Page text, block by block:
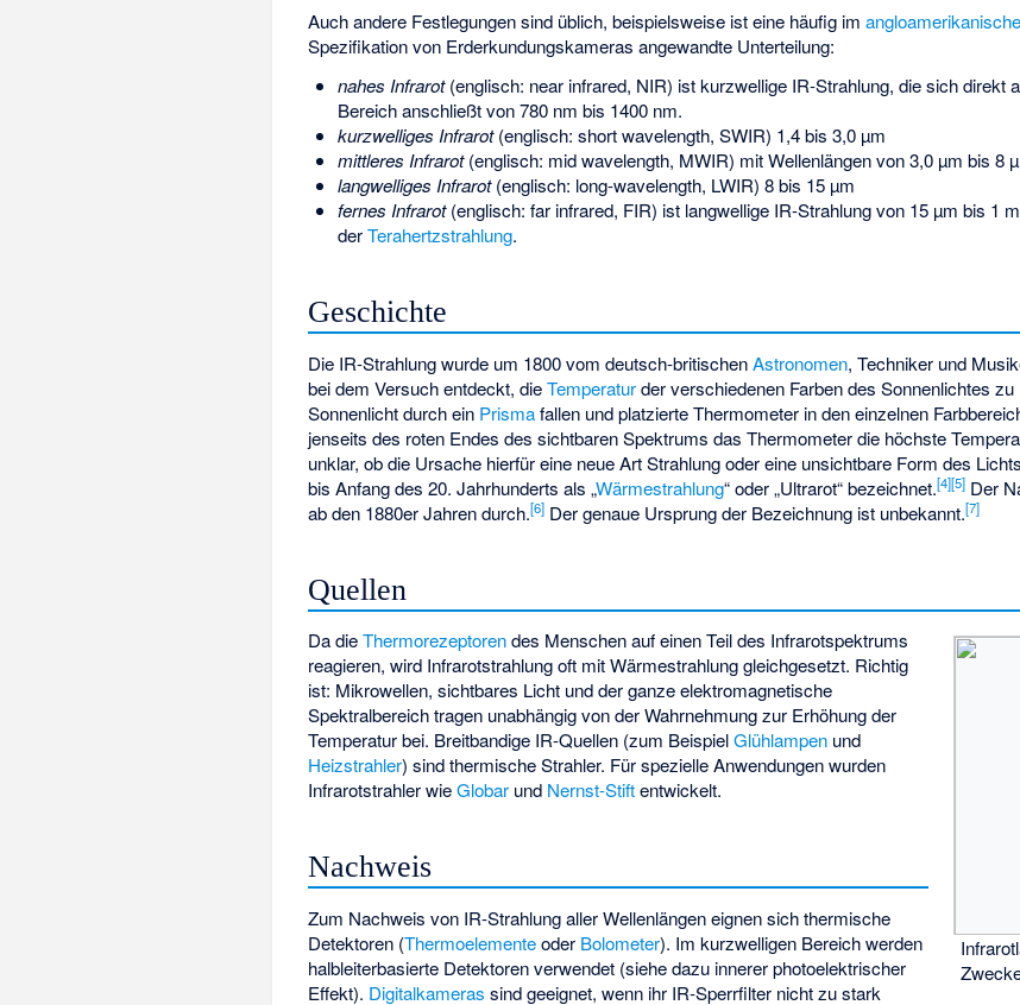
Auch andere Festlegungen sind üblich, beispielsweise ist eine häufig im
Spezifikation von Erderkundungskameras angewandte Unterteilung:
nahes Infrarot(englisch: near infrared, NIR) ist kurzwellige IR-Strahlung, die sich direkt
Bereich anschließt von 780 nm bis 1400 nm.
kurzwelliges Infrarot(englisch: short wavelength, SWIR) 1,4 bis 3,0 µm
mittleres Infrarot(englisch: mid wavelength, MWIR) mit Wellenlängen von 3,0 µm bis 8
langwelliges Infrarot(englisch: long-wavelength, LWIR) 8 bis 15 µm
fernes Infrarot(englisch: far infrared, FIR) ist langwellige IR-Strahlung von 15 µm bis 1
derTerahertzstrahlung.
Geschichte
Die IR-Strahlung wurde um 1800 vom deutsch-britischenAstronomen, Techniker und
bei dem Versuch entdeckt, dieTemperaturder verschiedenen Farben des Sonnenlichtes
Sonnenlicht durch ein Prismafallen und platzierte Thermometer in den einzelnen
jenseits des roten Endes des sichtbaren Spektrums das Thermometer die höchste
unklar, ob die Ursache hierfür eine neue Art Strahlung oder eine unsichtbare Form des
bis Anfang des 20. Jahrhunderts als „Wärmestrahlung“ oder „Ultrarot“ bezeichnet.[4][5] Der
ab den 1880er Jahren durch.[6] Der genaue Ursprung der Bezeichnung ist unbekannt.[7]
Quellen
Da dieThermorezeptorendes Menschen auf einen Teil des Infrarotspektrums
reagieren, wird Infrarotstrahlung oft mit Wärmestrahlung gleichgesetzt. Richtig
ist: Mikrowellen, sichtbares Licht und der ganze elektromagnetische
Spektralbereich tragen unabhängig von der Wahrnehmung zur Erhöhung der
Temperatur bei. Breitbandige IR-Quellen (zum BeispielGlühlampen und
Heizstrahler) sind thermische Strahler. Für spezielle Anwendungen wurden
Infrarotstrahler wieGlobar und Nernst-Stiftentwickelt.
Nachweis
Zum Nachweis von IR-Strahlung aller Wellenlängen eignen sich thermische
Detektoren (Thermoelementeoder Bolometer). Im kurzwelligen Bereich werden
halbleiterbasierte Detektoren verwendet (siehe dazu innerer photoelektrischer
Effekt). Digitalkameras sind geeignet, wenn ihr IR-Sperrfilter nicht zu stark